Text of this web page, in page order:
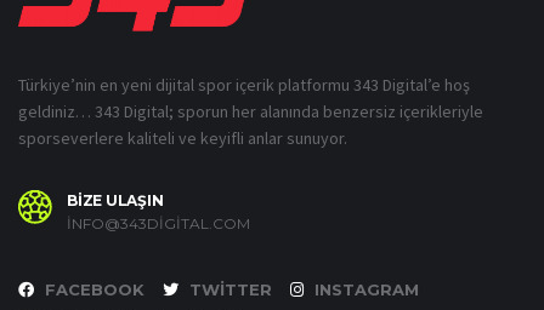
Türkiye’nin en yeni dijital spor içerik platformu 343 Digital’e hoş
geldiniz… 343 Digital; sporun her alanında benzersiz içerikleriyle
sporseverlere kaliteli ve keyifli anlar sunuyor.
BİZE ULAŞIN
INFO@343DIGITAL.COM
FACEBOOK TWITTER
INSTAGRAM